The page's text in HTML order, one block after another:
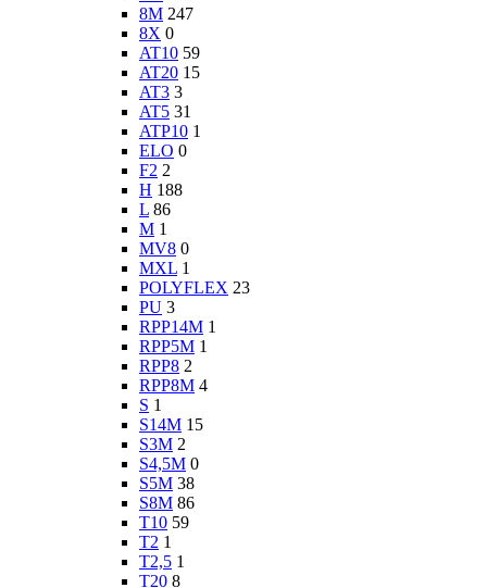
8M 247
8X 0
AT10 59
AT20 15
AT3 3
AT5 31
ATP10 1
ELO 0
F2 2
H 188
L 86
M 1
MV8 0
MXL 1
POLYFLEX 23
PU 3
RPP14M 1
RPP5M 1
RPP8 2
RPP8M 4
S 1
S14M 15
S3M 2
S4,5M 0
S5M 38
S8M 86
T10 59
T2 1
T2,5 1
T20 8